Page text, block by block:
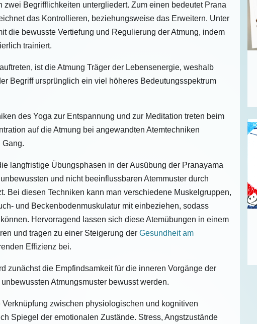
zwei Begrifflichkeiten untergliedert. Zum einen bedeutet Prana
das Kontrollieren, beziehungsweise das Erweitern. Unter
die bewusste Vertiefung und Regulierung der Atmung, indem
trainiert.
ist die Atmung Träger der Lebensenergie, weshalb
Begriff ursprünglich ein viel höheres Bedeutungsspektrum
des Yoga zur Entspannung und zur Meditation treten beim
auf die Atmung bei angewandten Atemtechniken
Gang.
langfristige Übungsphasen in der Ausübung der Pranayama
und nicht beeinflussbaren Atemmuster durch
Bei diesen Techniken kann man verschiedene Muskelgruppen,
und Beckenbodenmuskulatur mit einbeziehen, sodass
Hervorragend lassen sich diese Atemübungen in einem
und tragen zu einer Steigerung der Gesundheit am
Effizienz bei.
zunächst die Empfindsamkeit für die inneren Vorgänge der
Atmungsmuster bewusst werden.
zwischen physiologischen und kognitiven
Spiegel der emotionalen Zustände. Stress, Angstzustände